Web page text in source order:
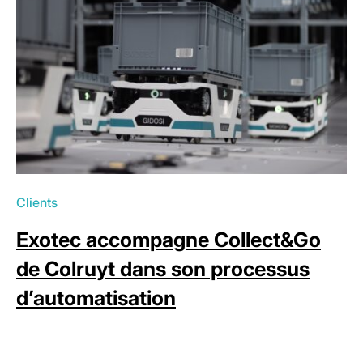
Clients
Exotec accompagne Collect&Go
de Colruyt dans son processus
d’automatisation